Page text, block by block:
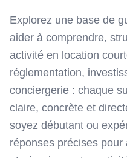
Explorez une base de
aider à comprendre,
activité en location
réglementation,
conciergerie : chaque
claire, concrète et
soyez débutant ou
réponses précises